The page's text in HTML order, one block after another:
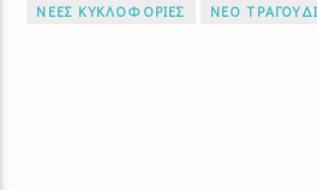
ΝΕΕΣ ΚΥΚΛΟΦΟΡΙΕΣ
ΝΕΟ ΤΡΑΓΟΥΔΙ